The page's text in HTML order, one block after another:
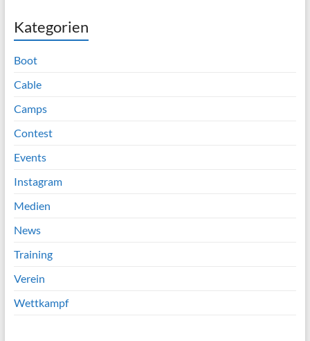
Kategorien
Boot
Cable
Camps
Contest
Events
Instagram
Medien
News
Training
Verein
Wettkampf